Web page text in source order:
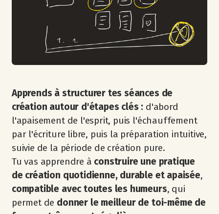
Apprends à structurer tes séances de
création autour d'étapes clés : d'abord
l'apaisement de l'esprit, puis l'échauffement
par l'écriture libre, puis la préparation intuitive,
suivie de la période de création pure.
Tu vas apprendre à construire une pratique
de création quotidienne, durable et apaisée,
compatible avec toutes les humeurs, qui
permet de donner le meilleur de toi-même de